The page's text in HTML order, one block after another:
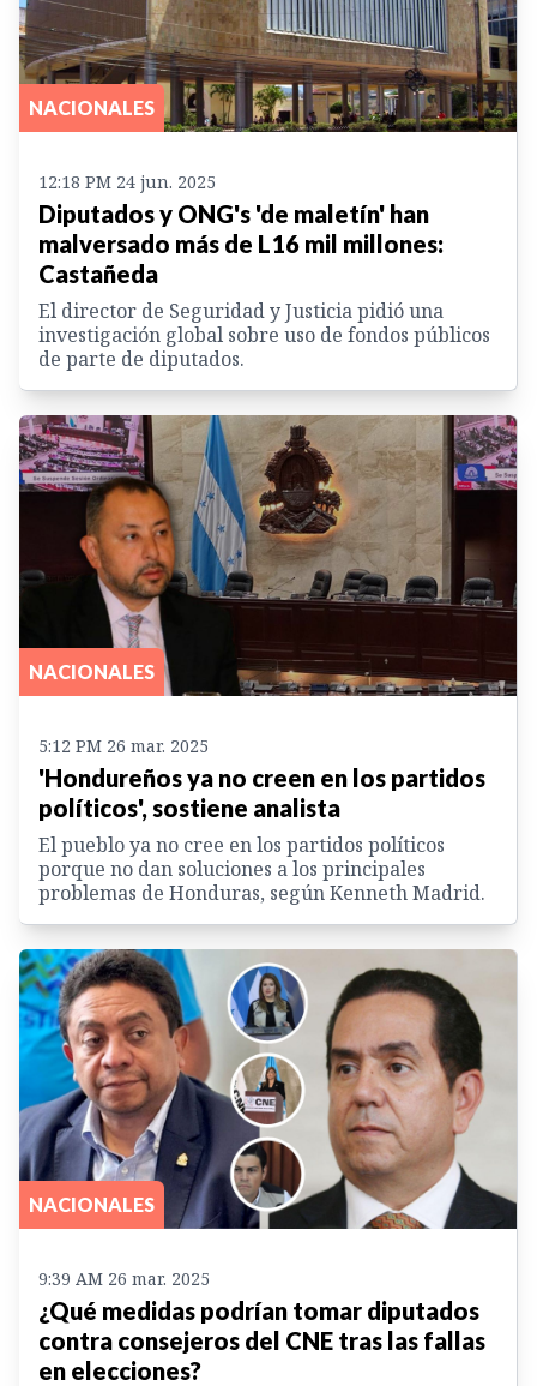
NACIONALES
12:18 PM 24 jun. 2025
Diputados y ONG's 'de maletín' han
malversado más de L16 mil millones:
Castañeda
El director de Seguridad y Justicia pidió una
investigación global sobre uso de fondos públicos
de parte de diputados.
NACIONALES
5:12 PM 26 mar. 2025
'Hondureños ya no creen en los partidos
políticos', sostiene analista
El pueblo ya no cree en los partidos políticos
porque no dan soluciones a los principales
problemas de Honduras, según Kenneth Madrid.
NACIONALES
9:39 AM 26 mar. 2025
¿Qué medidas podrían tomar diputados
contra consejeros del CNE tras las fallas
en elecciones?